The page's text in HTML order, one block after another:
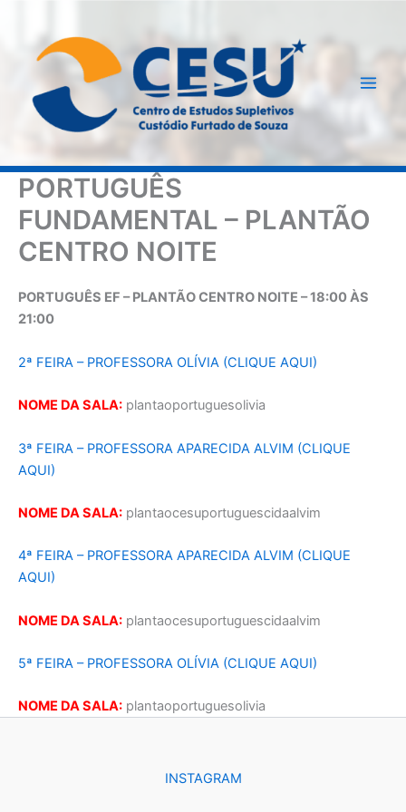
PORTUGUÊS
FUNDAMENTAL – PLANTÃO
CENTRO NOITE
PORTUGUÊS EF – PLANTÃO CENTRO NOITE – 18:00 ÀS
21:00
2ª FEIRA – PROFESSORA OLÍVIA (CLIQUE AQUI)
NOME DA SALA: plantaoportuguesolivia
3ª FEIRA – PROFESSORA APARECIDA ALVIM (CLIQUE
AQUI)
NOME DA SALA: plantaocesuportuguescidaalvim
4ª FEIRA – PROFESSORA APARECIDA ALVIM (CLIQUE
AQUI)
NOME DA SALA: plantaocesuportuguescidaalvim
5ª FEIRA – PROFESSORA OLÍVIA (CLIQUE AQUI)
NOME DA SALA: plantaoportuguesolivia
INSTAGRAM